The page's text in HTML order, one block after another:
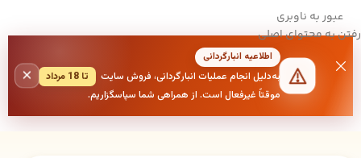
عبور به ناوبری
رفتن به محتوای اصلی
اطلاعیه انبارگردانی
به‌دلیل انجام عملیات انبارگردانی، فروش سایت
تا 18 مرداد
موقتاً غیرفعال است. از همراهی شما سپاسگزاریم.
×